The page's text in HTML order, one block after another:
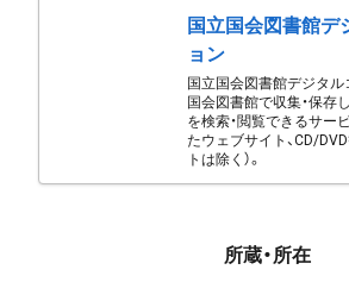
国立国会図書館デ
ョン
国立国会図書館デジタル
国会図書館で収集・保存
を検索・閲覧できるサー
たウェブサイト、CD/
トは除く）。
所蔵・所在